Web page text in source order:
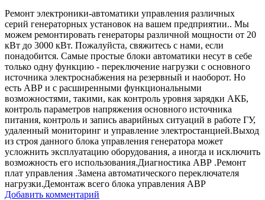
Ремонт электроники-автоматики управления различных
серий генераторных установок на вашем предприятии.. Мы
можем ремонтировать генераторы различной мощности от 20
кВт до 3000 кВт. Пожалуйста, свяжитесь с нами, если
понадобится. Самые простые блоки автоматики несут в себе
только одну функцию - переключение нагрузки с основного
источника электроснабжения на резервный и наоборот. Но
есть АВР и с расширенными функциональными
возможностями, такими, как контроль уровня зарядки АКБ,
контроль параметров напряжения основного источника
питания, контроль и запись аварийных ситуаций в работе ГУ,
удаленный мониторинг и управление электростанцией.Выход
из строя данного блока управления генератора может
усложнить эксплуатацию оборудования, а иногда и исключить
возможность его использования.Диагностика АВР .Ремонт
плат управления .Замена автоматического переключателя
нагрузки.Демонтаж всего блока управления АВР
Добавить комментарий